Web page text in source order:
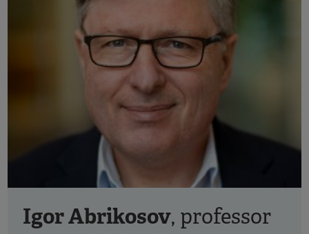
Igor Abrikosov, professor